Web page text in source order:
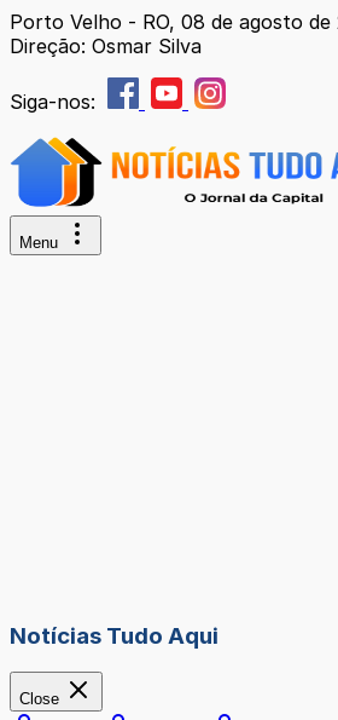
Porto Velho - RO, 08 de agosto de
Direção: Osmar Silva
Siga-nos:
Menu
Notícias Tudo Aqui
Close